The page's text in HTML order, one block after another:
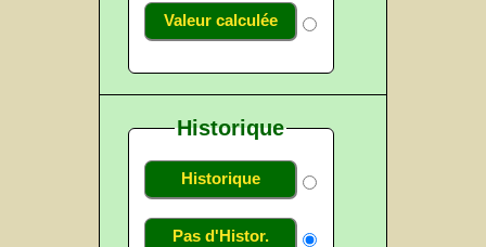
Valeur calculée
Historique
Historique
Pas d'Histor.